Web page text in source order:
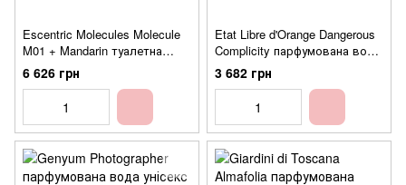
Escentric Molecules Molecule
M01 + Mandarin туалетна
вода унісекс 100 мл
(5060103310692)
6 626 грн
Etat Libre d'Orange Dangerous
Complicity парфумована вода
унісекс 100 мл
(3760168591143)
3 682 грн